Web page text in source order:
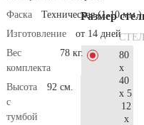
Фаска
Техническая (1-10 мм.)
Изготовление
от 14 дней
Вес
комплекта
78 кг.
Высота
с
тумбой
92 см.
Размер
80
x
40
x 5
12
x